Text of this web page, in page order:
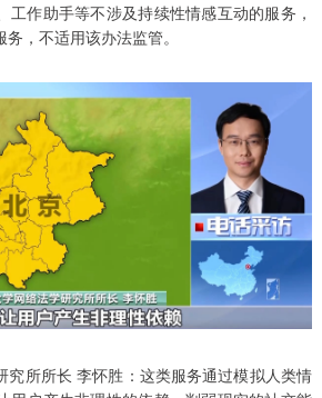
工作助手等不涉及持续性情感互动的服务，
，不适用该办法监管。
究所所长 李怀胜：这类服务通过模拟人类情